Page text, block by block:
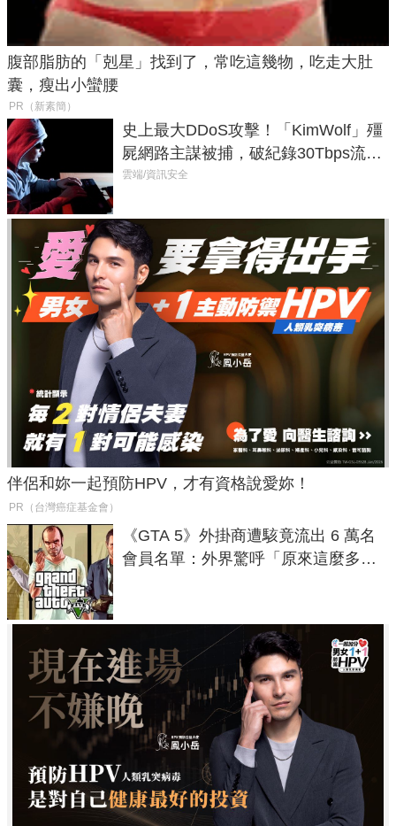
腹部脂肪的「剋星」找到了，常吃這幾物，吃走大肚
囊，瘦出小蠻腰
PR（新素簡）
史上最大DDoS攻擊！「KimWolf」殭
屍網路主謀被捕，破紀錄30Tbps流量
癱瘓全球！
雲端/資訊安全
伴侶和妳一起預防HPV，才有資格說愛妳！
PR（台灣癌症基金會）
《GTA 5》外掛商遭駭竟流出 6 萬名
會員名單：外界驚呼「原來這麼多人